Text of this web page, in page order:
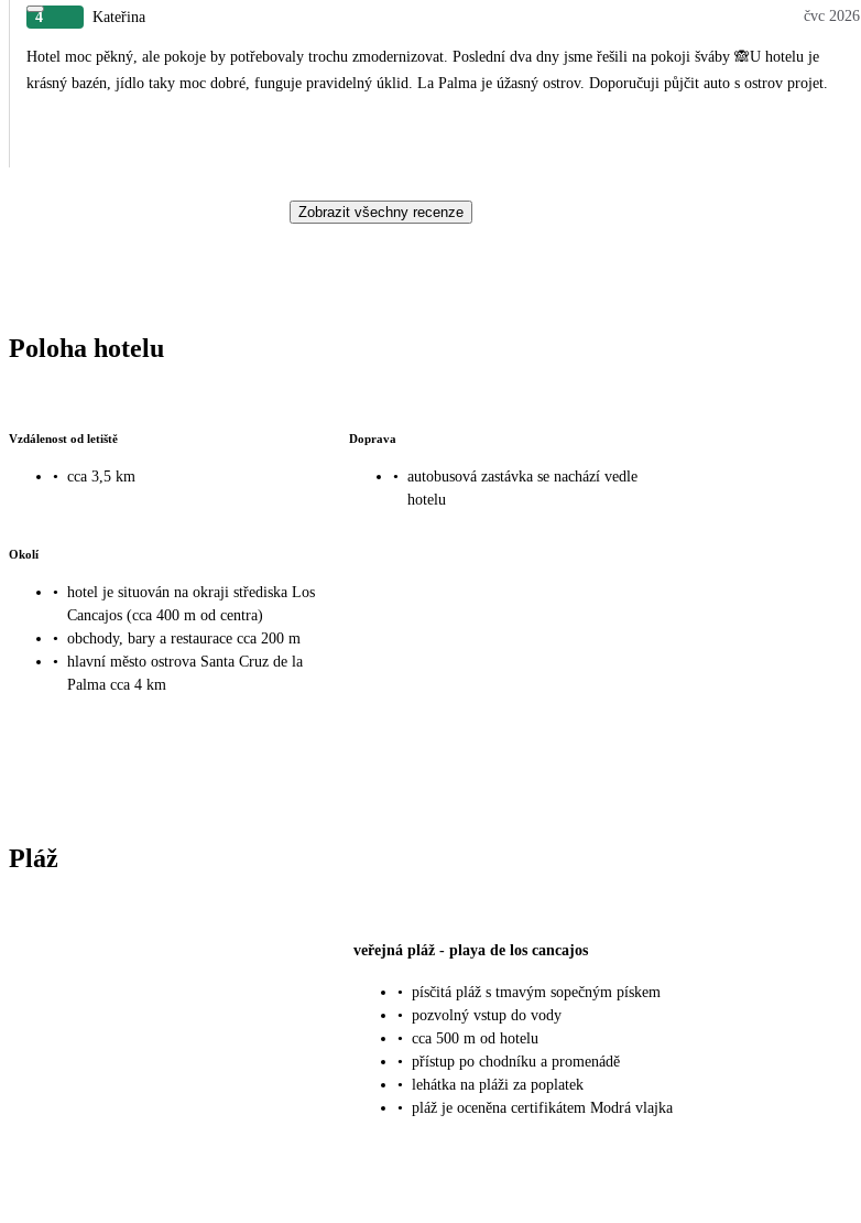
4 Kateřina čvc 2026
Hotel moc pěkný, ale pokoje by potřebovaly trochu zmodernizovat. Poslední dva dny jsme řešili na pokoji šváby 🙈U hotelu je
krásný bazén, jídlo taky moc dobré, funguje pravidelný úklid. La Palma je úžasný ostrov. Doporučuji půjčit auto s ostrov projet.
Zobrazit všechny recenze
Poloha hotelu
Vzdálenost od letiště
• cca 3,5 km
Doprava
• autobusová zastávka se nachází vedle
hotelu
Okolí
• hotel je situován na okraji střediska Los
Cancajos (cca 400 m od centra)
• obchody, bary a restaurace cca 200 m
• hlavní město ostrova Santa Cruz de la
Palma cca 4 km
Pláž
veřejná pláž - playa de los cancajos
• písčitá pláž s tmavým sopečným pískem
• pozvolný vstup do vody
• cca 500 m od hotelu
• přístup po chodníku a promenádě
• lehátka na pláži za poplatek
• pláž je oceněna certifikátem Modrá vlajka